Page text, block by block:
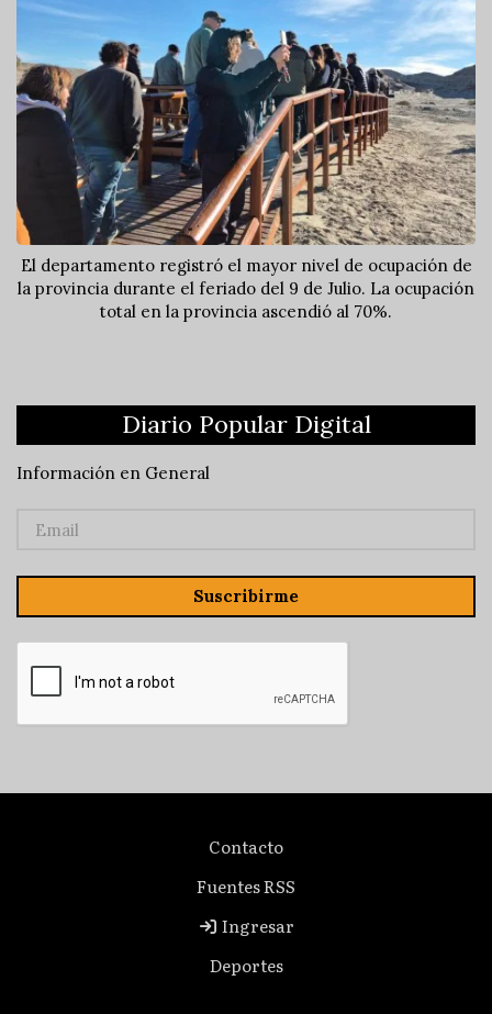
El departamento registró el mayor nivel de ocupación de
la provincia durante el feriado del 9 de Julio. La ocupación
total en la provincia ascendió al 70%.
Diario Popular Digital
Información en General
Suscribirme
Contacto
Fuentes RSS
Ingresar
Deportes